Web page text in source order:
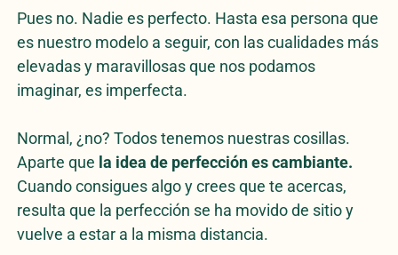
Pues no. Nadie es perfecto. Hasta esa persona que
es nuestro modelo a seguir, con las cualidades más
elevadas y maravillosas que nos podamos
imaginar, es imperfecta.
Normal, ¿no? Todos tenemos nuestras cosillas.
Aparte que la idea de perfección es cambiante.
Cuando consigues algo y crees que te acercas,
resulta que la perfección se ha movido de sitio y
vuelve a estar a la misma distancia.